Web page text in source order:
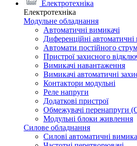
Електротехніка
Електротехніка
Модульне обладнання
Автоматичні вимикачі
Диференційні автоматичні
Автомати постійного
Пристрої захисного
Вимикачі навантаження
Вимикачі автоматичні
Контактори модульні
Реле напруги
Додаткові пристрої
Обмежувачі перенапруги
Модульні блоки живлення
Силове обладнання
Силові автоматичні